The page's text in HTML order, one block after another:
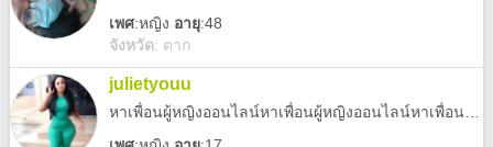
เพศ:หญิง อายุ:48
จังหวัด: ตาก
julietyouu